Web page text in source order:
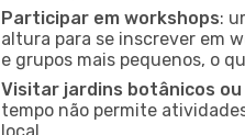
Participar em workshops:
altura para se inscrever em
e grupos mais pequenos, o
Visitar jardins botânicos
tempo não permite